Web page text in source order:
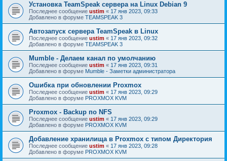
Установка TeamSpeak сервера на Linux Debian 9
Последнее сообщение ustim « 17 янв 2023, 09:33
Добавлено в форуме TEAMSPEAK 3
Автозапуск сервера TeamSpeak в Linux
Последнее сообщение ustim « 17 янв 2023, 09:32
Добавлено в форуме TEAMSPEAK 3
Mumble - Делаем канал по умолчанию
Последнее сообщение ustim « 17 янв 2023, 09:31
Добавлено в форуме Mumble - Заметки администратора
Ошибка при обновлении Proxmox
Последнее сообщение ustim « 17 янв 2023, 09:29
Добавлено в форуме PROXMOX KVM
Proxmox - Backup по NFS
Последнее сообщение ustim « 17 янв 2023, 09:29
Добавлено в форуме PROXMOX KVM
Добавление хранилища в Proxmox с типом Директория
Последнее сообщение ustim « 17 янв 2023, 09:28
Добавлено в форуме PROXMOX KVM